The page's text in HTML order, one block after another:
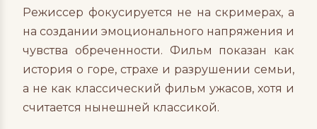
Режиссер фокусируется не на скримерах, а
на создании эмоционального напряжения и
чувства обреченности. Фильм показан как
история о горе, страхе и разрушении семьи,
а не как классический фильм ужасов, хотя и
считается нынешней классикой.